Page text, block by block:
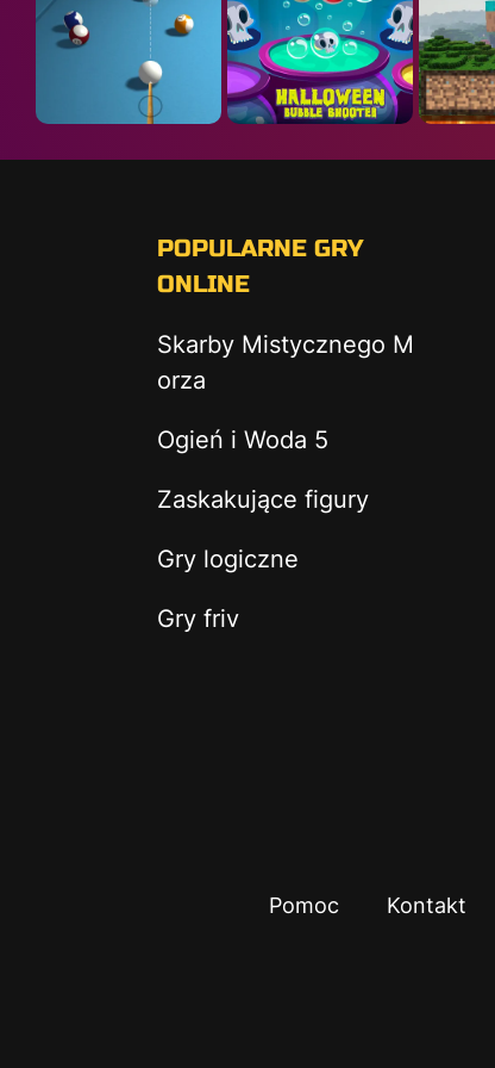
POPULARNE GRY
ONLINE
Skarby Mistycznego M
orza
Ogień i Woda 5
Zaskakujące figury
Gry logiczne
Gry friv
Pomoc Kontakt